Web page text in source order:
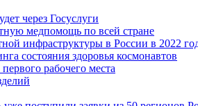
через Госуслуги
медпомощь по всей стране
инфраструктуры в России в 2022
состояния здоровья космонавтов
рабочего места